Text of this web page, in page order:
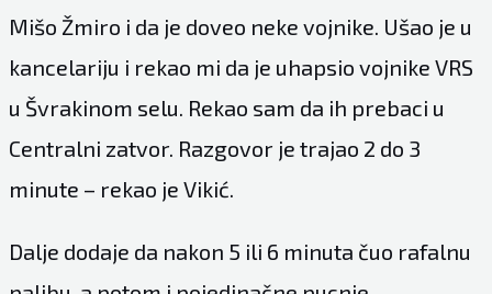
Mišo Žmiro i da je doveo neke vojnike. Ušao je u
kancelariju i rekao mi da je uhapsio vojnike VRS
u Švrakinom selu. Rekao sam da ih prebaci u
Centralni zatvor. Razgovor je trajao 2 do 3
minute – rekao je Vikić.
Dalje dodaje da nakon 5 ili 6 minuta čuo rafalnu